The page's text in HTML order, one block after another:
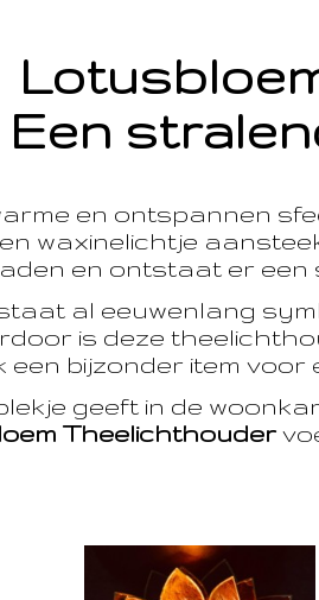
Een
en ontspannen
waxinelichtje
en ontstaat er een
al eeuwenlang
is deze
een bijzonder item voor
geeft in de
Theelichthouder